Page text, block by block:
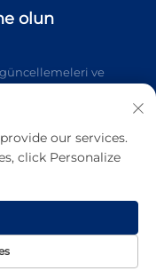
olun
ve
Abone Ol
Co.,ltd. Tüm hakları
our services.
click Personalize